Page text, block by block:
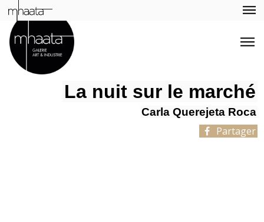
La nuit sur le marché
Carla Querejeta Roca
Partager